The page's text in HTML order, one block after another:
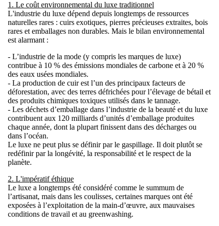
1. Le coût environnemental du luxe traditionnel
L'industrie du luxe dépend depuis longtemps de ressources
naturelles rares : cuirs exotiques, pierres précieuses extraites, bois
rares et emballages non durables. Mais le bilan environnemental
est alarmant :
- L’industrie de la mode (y compris les marques de luxe)
contribue à 10 % des émissions mondiales de carbone et à 20 %
des eaux usées mondiales.
- La production de cuir est l’un des principaux facteurs de
déforestation, avec des terres défrichées pour l’élevage de bétail et
des produits chimiques toxiques utilisés dans le tannage.
- Les déchets d’emballage dans l’industrie de la beauté et du luxe
contribuent aux 120 milliards d’unités d’emballage produites
chaque année, dont la plupart finissent dans des décharges ou
dans l’océan.
Le luxe ne peut plus se définir par le gaspillage. Il doit plutôt se
redéfinir par la longévité, la responsabilité et le respect de la
planète.
2. L'impératif éthique
Le luxe a longtemps été considéré comme le summum de
l’artisanat, mais dans les coulisses, certaines marques ont été
exposées à l’exploitation de la main-d’œuvre, aux mauvaises
conditions de travail et au greenwashing.